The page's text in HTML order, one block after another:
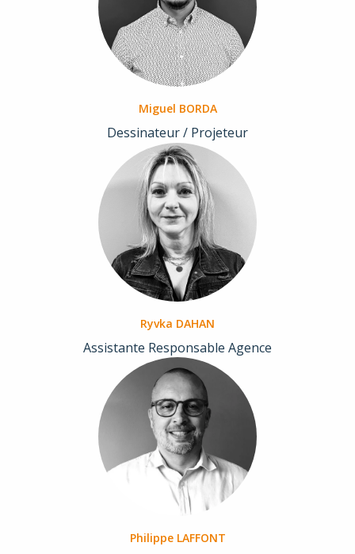
Miguel BORDA
Dessinateur / Projeteur
Ryvka DAHAN
Assistante Responsable Agence
Philippe LAFFONT